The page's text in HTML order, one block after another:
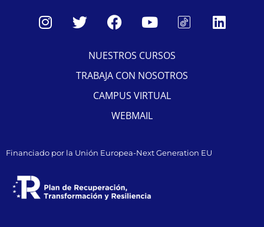
NUESTROS CURSOS
TRABAJA CON NOSOTROS
CAMPUS VIRTUAL
WEBMAIL
Financiado por la Unión Europea-Next Generation EU